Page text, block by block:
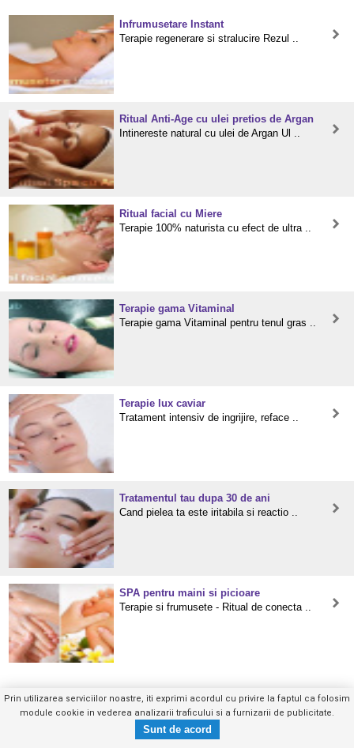
Infrumusetare Instant
Terapie regenerare si stralucire Rezul ..
Ritual Anti-Age cu ulei pretios de Argan
Intinereste natural cu ulei de Argan Ul ..
Ritual facial cu Miere
Terapie 100% naturista cu efect de ultra ..
Terapie gama Vitaminal
Terapie gama Vitaminal pentru tenul gras ..
Terapie lux caviar
Tratament intensiv de ingrijire, reface ..
Tratamentul tau dupa 30 de ani
Cand pielea ta este iritabila si reactio ..
SPA pentru maini si picioare
Terapie si frumusete - Ritual de conecta ..
Trimite mesaj privat
Web|Anuntul Telefonic
Prin utilizarea serviciilor noastre, iti exprimi acordul cu privire la faptul ca folosim
module cookie in vederea analizarii traficului si a furnizarii de publicitate.